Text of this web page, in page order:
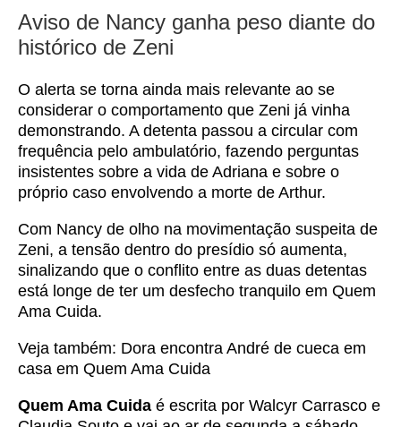
Aviso de Nancy ganha peso diante do
histórico de Zeni
O alerta se torna ainda mais relevante ao se
considerar o comportamento que Zeni já vinha
demonstrando. A detenta passou a circular com
frequência pelo ambulatório, fazendo perguntas
insistentes sobre a vida de Adriana e sobre o
próprio caso envolvendo a morte de Arthur.
Com Nancy de olho na movimentação suspeita de
Zeni, a tensão dentro do presídio só aumenta,
sinalizando que o conflito entre as duas detentas
está longe de ter um desfecho tranquilo em Quem
Ama Cuida.
Veja também: Dora encontra André de cueca em
casa em Quem Ama Cuida
Quem Ama Cuida é escrita por Walcyr Carrasco e